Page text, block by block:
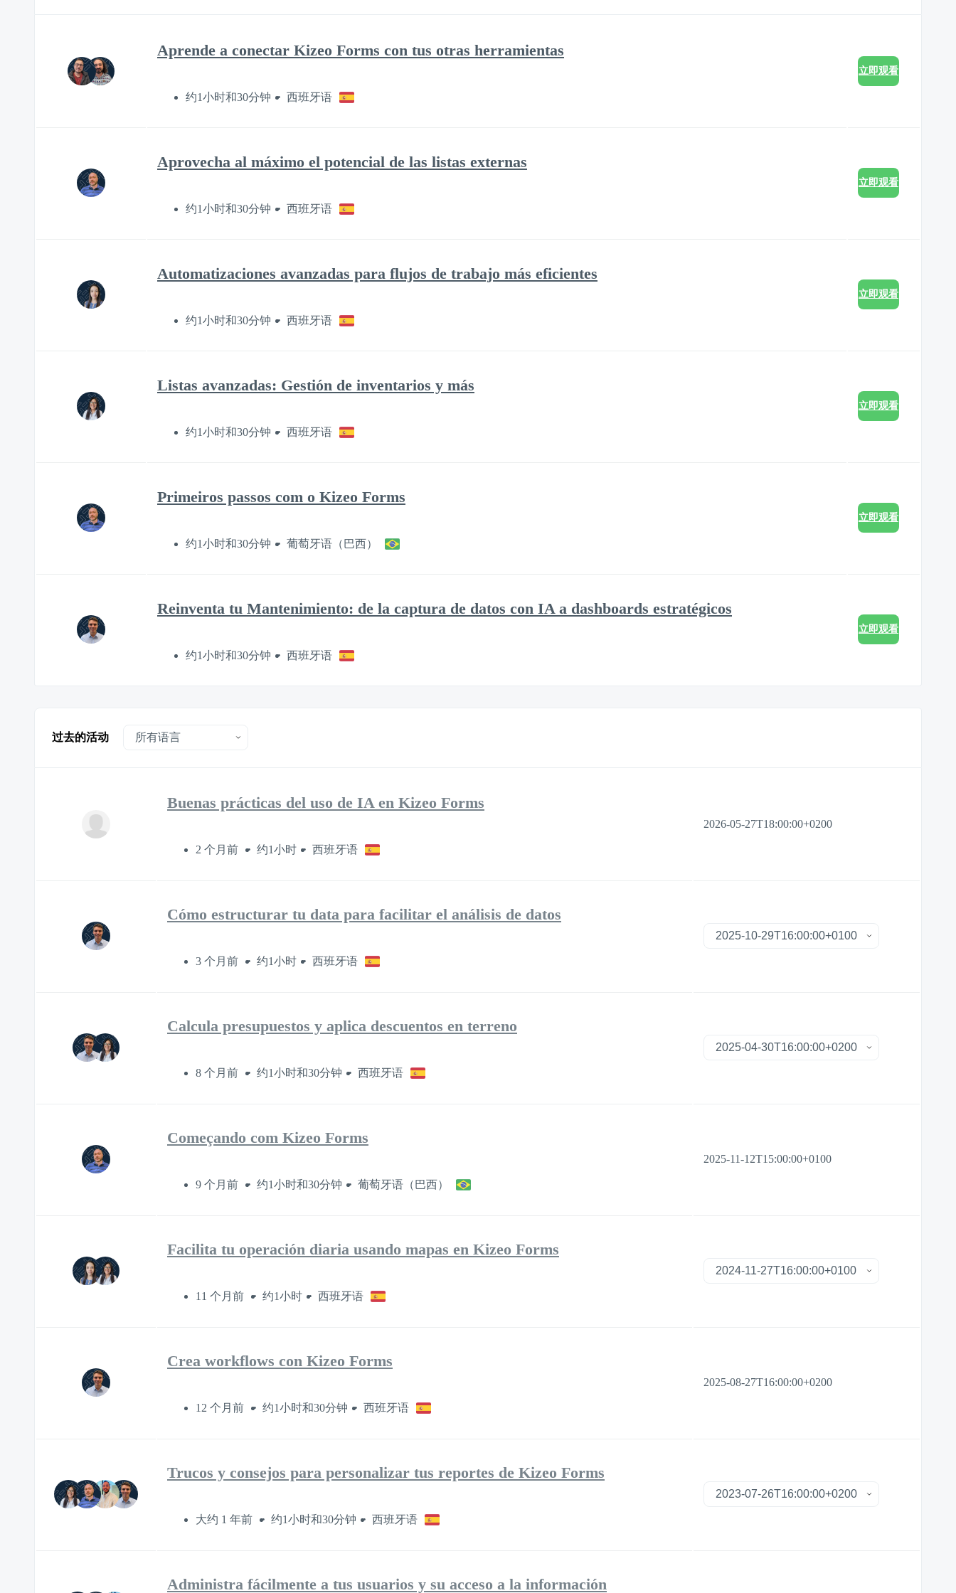
Aprende a conectar Kizeo Forms con tus otras herramientas
约1小时和30分钟 西班牙语
立即观看
Aprovecha al máximo el potencial de las listas externas
约1小时和30分钟 西班牙语
立即观看
Automatizaciones avanzadas para flujos de trabajo más eficientes
约1小时和30分钟 西班牙语
立即观看
Listas avanzadas: Gestión de inventarios y más
约1小时和30分钟 西班牙语
立即观看
Primeiros passos com o Kizeo Forms
约1小时和30分钟 葡萄牙语（巴西）
立即观看
Reinventa tu Mantenimiento: de la captura de datos con IA a dashboards estratégicos
约1小时和30分钟 西班牙语
立即观看
过去的活动
Buenas prácticas del uso de IA en Kizeo Forms
2 个月前 约1小时 西班牙语
2026-05-27T18:00:00+0200
Cómo estructurar tu data para facilitar el análisis de datos
3 个月前 约1小时 西班牙语
Calcula presupuestos y aplica descuentos en terreno
8 个月前 约1小时和30分钟 西班牙语
Começando com Kizeo Forms
9 个月前 约1小时和30分钟 葡萄牙语（巴西）
2025-11-12T15:00:00+0100
Facilita tu operación diaria usando mapas en Kizeo Forms
11 个月前 约1小时 西班牙语
Crea workflows con Kizeo Forms
12 个月前 约1小时和30分钟 西班牙语
2025-08-27T16:00:00+0200
Trucos y consejos para personalizar tus reportes de Kizeo Forms
大约 1 年前 约1小时和30分钟 西班牙语
Administra fácilmente a tus usuarios y su acceso a la información